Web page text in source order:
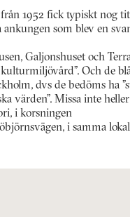
1952 fick typiskt nog
som blev en
Galjonshuset och
Och de
dvs de bedöms ha
värden”. Missa inte
i korsningen
i samma